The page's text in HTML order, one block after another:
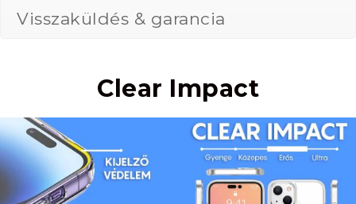
Visszaküldés & garancia
Clear Impact